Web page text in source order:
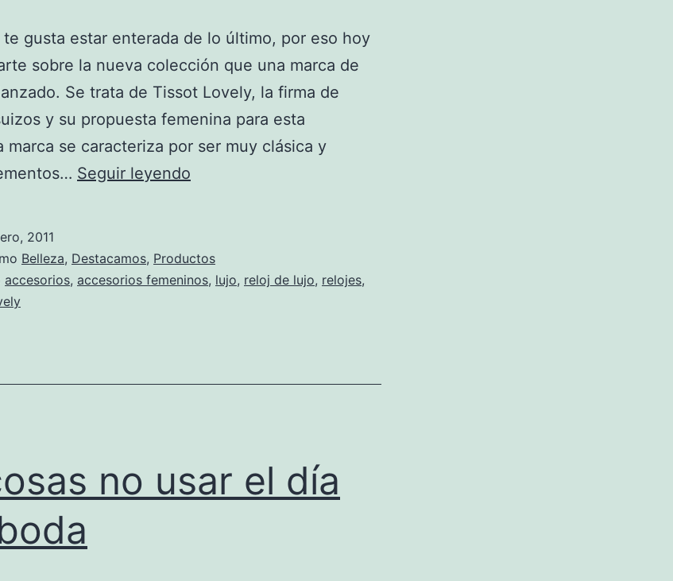
te gusta estar enterada de lo último, por eso hoy
sobre la nueva colección que una marca de
Se trata de Tissot Lovely, la firma de
y su propuesta femenina para esta
marca se caracteriza por ser muy clásica y
Seguir leyendo
su
nueva
Reyes!
2011
Belleza, Destacamos, Productos
accesorios, accesorios femeninos, lujo, reloj de lujo, relojes,
no usar el día